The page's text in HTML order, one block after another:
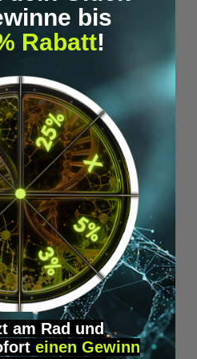
bis
Rabatt!
am Rad und
einen Gewinn